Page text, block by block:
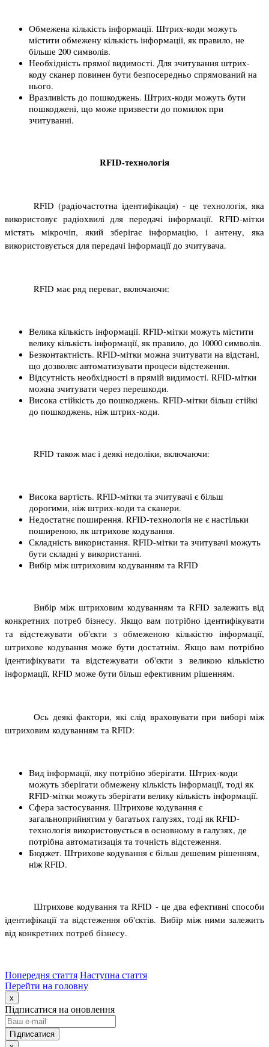
Обмежена кількість інформації. Штрих-коди можуть
містити обмежену кількість інформації, як правило, не
більше 200 символів.
Необхідність прямої видимості. Для зчитування штрих-
коду сканер повинен бути безпосередньо спрямований на
нього.
Вразливість до пошкоджень. Штрих-коди можуть бути
пошкоджені, що може призвести до помилок при
зчитуванні.
RFID-технологія
RFID (радіочастотна ідентифікація) - це технологія, яка
використовує радіохвилі для передачі інформації. RFID-мітки
містять мікрочіп, який зберігає інформацію, і антену, яка
використовується для передачі інформації до зчитувача.
RFID має ряд переваг, включаючи:
Велика кількість інформації. RFID-мітки можуть містити
велику кількість інформації, як правило, до 10000 символів.
Безконтактність. RFID-мітки можна зчитувати на відстані,
що дозволяє автоматизувати процеси відстеження.
Відсутність необхідності в прямій видимості. RFID-мітки
можна зчитувати через перешкоди.
Висока стійкість до пошкоджень. RFID-мітки більш стійкі
до пошкоджень, ніж штрих-коди.
RFID також має і деякі недоліки, включаючи:
Висока вартість. RFID-мітки та зчитувачі є більш
дорогими, ніж штрих-коди та сканери.
Недостатнє поширення. RFID-технологія не є настільки
поширеною, як штрихове кодування.
Складність використання. RFID-мітки та зчитувачі можуть
бути складні у використанні.
Вибір між штриховим кодуванням та RFID
Вибір між штриховим кодуванням та RFID залежить від
конкретних потреб бізнесу. Якщо вам потрібно ідентифікувати
та відстежувати об'єкти з обмеженою кількістю інформації,
штрихове кодування може бути достатнім. Якщо вам потрібно
ідентифікувати та відстежувати об'єкти з великою кількістю
інформації, RFID може бути більш ефективним рішенням.
Ось деякі фактори, які слід враховувати при виборі між
штриховим кодуванням та RFID:
Вид інформації, яку потрібно зберігати. Штрих-коди
можуть зберігати обмежену кількість інформації, тоді як
RFID-мітки можуть зберігати велику кількість інформації.
Сфера застосування. Штрихове кодування є
загальноприйнятим у багатьох галузях, тоді як RFID-
технологія використовується в основному в галузях, де
потрібна автоматизація та точність відстеження.
Бюджет. Штрихове кодування є більш дешевим рішенням,
ніж RFID.
Штрихове кодування та RFID - це два ефективні способи
ідентифікації та відстеження об'єктів. Вибір між ними залежить
від конкретних потреб бізнесу.
Попередня стаття Наступна стаття
Перейти на головну
x
Підписатися на оновлення